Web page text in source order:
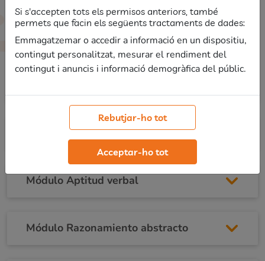
Módulo Introducción
Bienvenida
Tipo de psicotécnicos
Módulo Aptitud numérica
Módulo Aptitud verbal
Módulo Razonamiento abstracto
Si s'accepten tots els permisos anteriors, també
permets que facin els següents tractaments de dades:
Emmagatzemar o accedir a informació en un dispositiu,
contingut personalitzat, mesurar el rendiment del
contingut i anuncis i informació demogràfica del públic.
Rebutjar-ho tot
Acceptar-ho tot